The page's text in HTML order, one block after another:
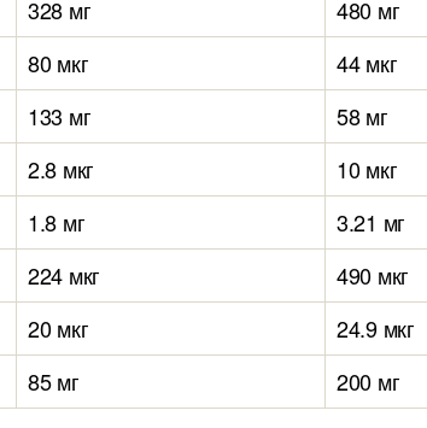
328 мг
480 мг
80 мкг
44 мкг
133 мг
58 мг
2.8 мкг
10 мкг
1.8 мг
3.21 мг
224 мкг
490 мкг
20 мкг
24.9 мкг
85 мг 200 мг